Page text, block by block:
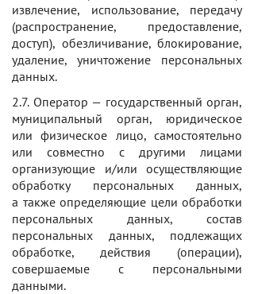
извлечение, использование, передачу
(распространение, предоставление,
доступ), обезличивание, блокирование,
удаление, уничтожение персональных
данных.
2.7. Оператор — государственный орган,
муниципальный орган, юридическое
или физическое лицо, самостоятельно
или совместно с другими лицами
организующие и/или осуществляющие
обработку персональных данных,
а также определяющие цели обработки
персональных данных, состав
персональных данных, подлежащих
обработке, действия (операции),
совершаемые с персональными
данными.